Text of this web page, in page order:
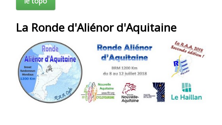
La Ronde d'Aliénor d'Aquitaine